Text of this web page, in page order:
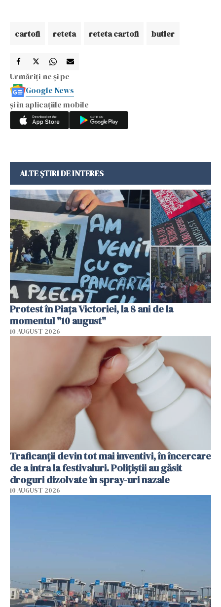
cartofi reteta reteta cartofi butler
Urmăriți-ne și pe
Google News
și în aplicațiile mobile
ALTE ȘTIRI DE INTERES
Protest în Piața Victoriei, la 8 ani de la
momentul "10 august"
10 AUGUST 2026
Traficanții devin tot mai inventivi, în încercare
de a intra la festivaluri. Polițiștii au găsit
droguri dizolvate în spray-uri nazale
10 AUGUST 2026